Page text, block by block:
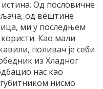
Од пословичне
од вештине
ми у последњем
Као мали
поливач је себи
из Хладног
нас као
нисмо